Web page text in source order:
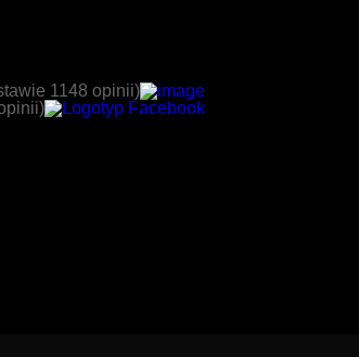
1148 opinii)